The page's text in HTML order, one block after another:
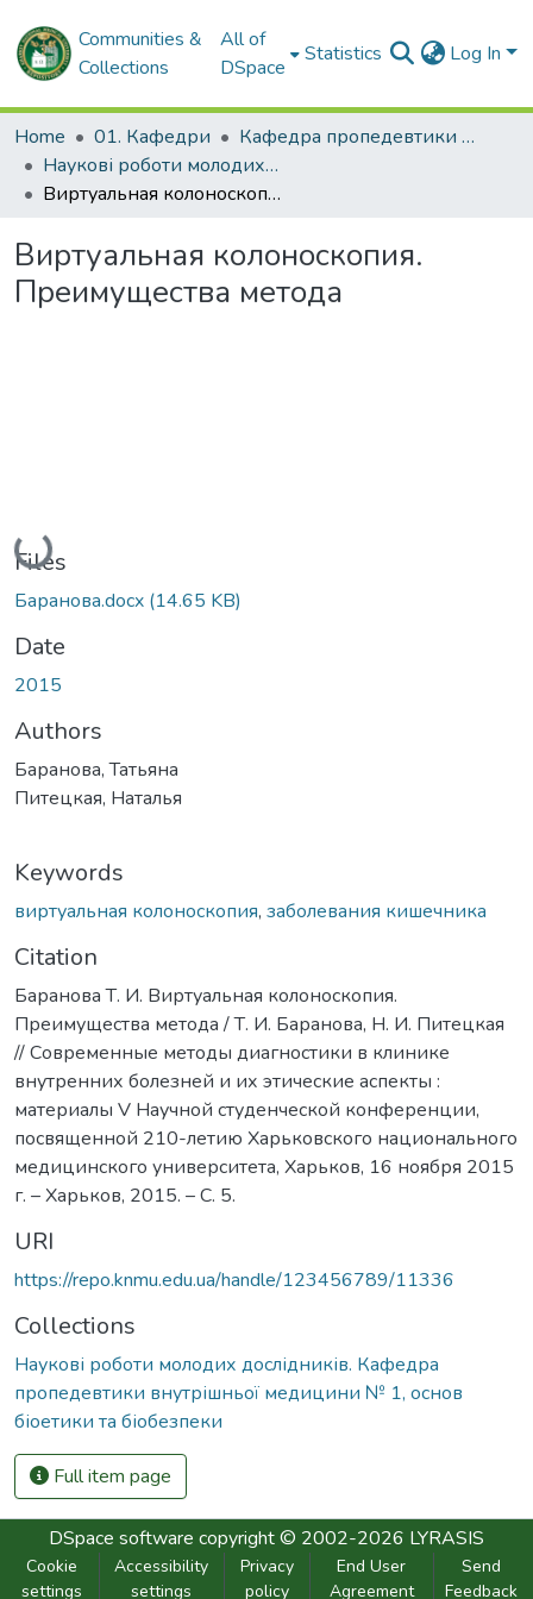
Communities &
Collections
All of
DSpace
Statistics Log In
Home 01. Кафедри
Кафедра пропедевтики внутрішньої медицини № 1, основ біоетики та біобезпеки
Наукові роботи молодих дослідників. Кафедра пропедевтики внутрішньої медицини № 1, основ біоетики та біобезпеки
Виртуальная колоноскопия. Преимущества метода
Виртуальная колоноскопия.
Преимущества метода
Loading...
Files
Баранова.docx (14.65 KB)
Date
2015
Authors
Баранова, Татьяна
Питецкая, Наталья
Keywords
виртуальная колоноскопия, заболевания кишечника
Citation
Баранова Т. И. Виртуальная колоноскопия.
Преимущества метода / Т. И. Баранова, Н. И. Питецкая
// Современные методы диагностики в клинике
внутренних болезней и их этические аспекты :
материалы V Научной студенческой конференции,
посвященной 210-летию Харьковского национального
медицинского университета, Харьков, 16 ноября 2015
г. – Харьков, 2015. – С. 5.
URI
https://repo.knmu.edu.ua/handle/123456789/11336
Collections
Наукові роботи молодих дослідників. Кафедра
пропедевтики внутрішньої медицини № 1, основ
біоетики та біобезпеки
Full item page
DSpace software copyright © 2002-2026 LYRASIS
Cookie
settings
Accessibility
settings
Privacy
policy
End User
Agreement
Send
Feedback